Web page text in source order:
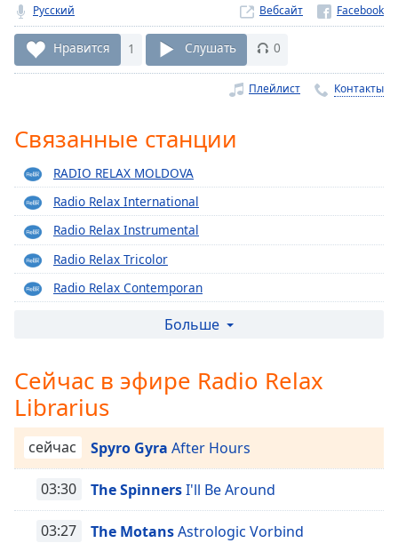
Playback
Chapters
Descriptions
descriptions
off,
selected
Subtitles
subtitles
settings
dialog
subtitles
off,
selected
Русский Вебсайт
Нравится 1 Слушать 0
Плейлист Контакты
Связанные станции
RADIO RELAX MOLDOVA
Radio Relax International
Radio Relax Instrumental
Radio Relax Tricolor
Radio Relax Contemporan
Radio Relax Funk & Soul
Radio Relax Oasis
Radio Relax Jazz&Blues
Radio Relax Summer Cocktail
Radio Relax Vintage
Radio Relax Lo-Fi
Больше
Сейчас в эфире Radio Relax
Librarius
сейчас Spyro Gyra After Hours
03:30 The SpinnersI'll Be Around
03:27 The MotansAstrologic Vorbind